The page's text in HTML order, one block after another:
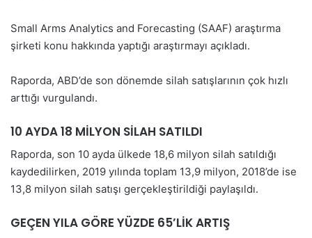
Small Arms Analytics and Forecasting (SAAF) araştırma
şirketi konu hakkında yaptığı araştırmayı açıkladı.
Raporda, ABD’de son dönemde silah satışlarının çok hızlı
arttığı vurgulandı.
10 AYDA 18 MİLYON SİLAH SATILDI
Raporda, son 10 ayda ülkede 18,6 milyon silah satıldığı
kaydedilirken, 2019 yılında toplam 13,9 milyon, 2018’de ise
13,8 milyon silah satışı gerçekleştirildiği paylaşıldı.
GEÇEN YILA GÖRE YÜZDE 65’LİK ARTIŞ